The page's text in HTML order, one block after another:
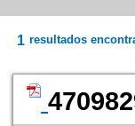
1 resultados